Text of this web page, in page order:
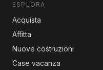
ESPLORA
Acquista
Affitta
Nuove costruzioni
Case vacanza